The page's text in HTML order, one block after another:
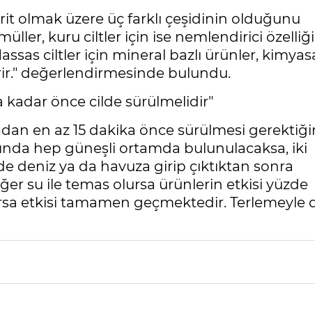
olmak üzere üç farklı çeşidinin olduğunu
kuru ciltler için ise nemlendirici özelliği
ciltler için mineral bazlı ürünler,
değerlendirmesinde bulundu.
kadar önce cilde sürülmelidir"
en az 15 dakika önce sürülmesi
hep güneşli ortamda bulunulacaksa, iki
deniz ya da havuza girip çıktıktan sonra
su ile temas olursa ürünlerin etkisi yüzde
etkisi tamamen geçmektedir. Terlemeyle